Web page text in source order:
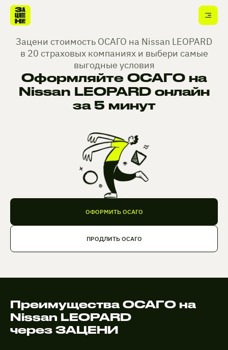
Зацени стоимость ОСАГО на Nissan LEOPARD
в 20 страховых компаниях и выбери самые
выгодные условия
Оформляйте ОСАГО на
Nissan LEOPARD онлайн
за 5 минут
ОФОРМИТЬ ОСАГО
ПРОДЛИТЬ ОСАГО
Преимущества ОСАГО на
Nissan LEOPARD
через ЗАЦЕНИ